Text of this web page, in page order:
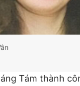
Tám thành